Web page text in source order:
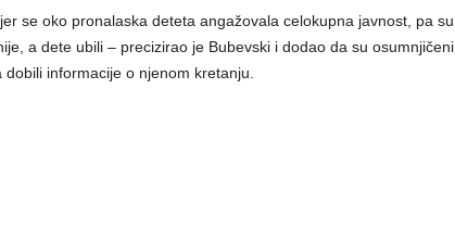
se oko pronalaska deteta angažovala celokupna javnost, pa su
a dete ubili – precizirao je Bubevski i dodao da su osumnjičeni
informacije o njenom kretanju.